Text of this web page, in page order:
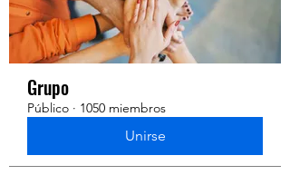
Grupo
Público · 1050 miembros
Unirse